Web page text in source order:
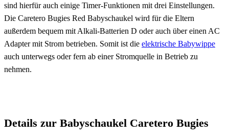
sind hierfür auch einige Timer-Funktionen mit drei Einstellungen.
Die Caretero Bugies Red Babyschaukel wird für die Eltern
außerdem bequem mit Alkali-Batterien D oder auch über einen AC
Adapter mit Strom betrieben. Somit ist die elektrische Babywippe
auch unterwegs oder fern ab einer Stromquelle in Betrieb zu
nehmen.
Details zur Babyschaukel Caretero Bugies